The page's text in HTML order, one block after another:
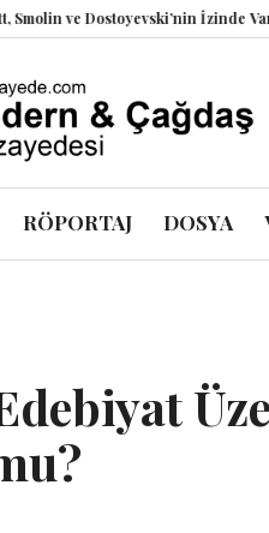
İzinde Varoluşsal Bir
RÖPORTAJ DOSYA